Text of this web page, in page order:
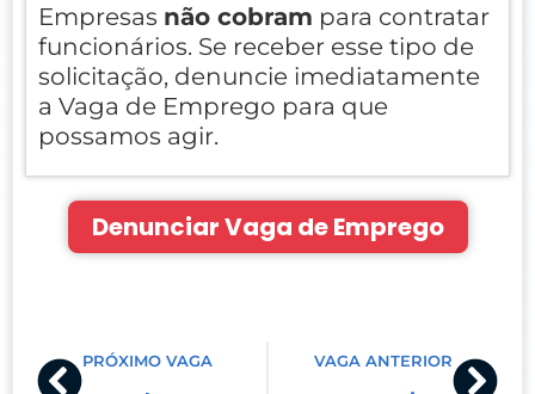
Empresas não cobram para contratar
funcionários. Se receber esse tipo de
solicitação, denuncie imediatamente
a Vaga de Emprego para que
possamos agir.
Denunciar Vaga de Emprego
Prev
PRÓXIMO VAGA VAGA ANTERIOR